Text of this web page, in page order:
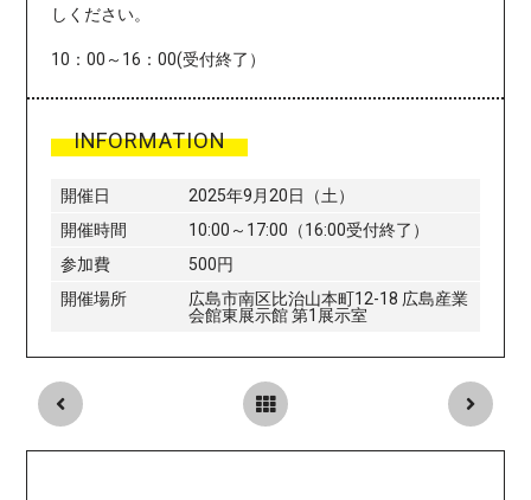
しください。
10：00～16：00(受付終了）
INFORMATION
開催日
2025年9月20日（土）
開催時間
10:00～17:00（16:00受付終了）
参加費
500円
開催場所
広島市南区比治山本町12-18 広島産業
会館東展示館 第1展示室